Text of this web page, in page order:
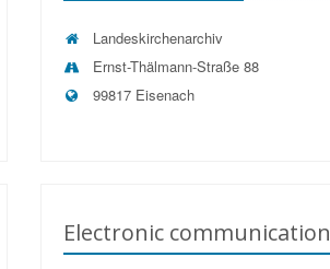
Landeskirchenarchiv
Ernst-Thälmann-Straße 88
99817 Eisenach
Electronic communication